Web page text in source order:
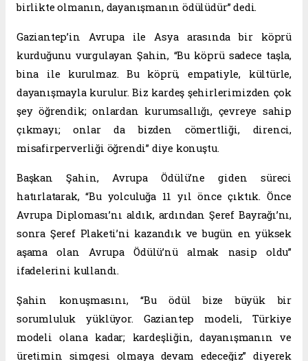
birlikte olmanın, dayanışmanın ödülüdür” dedi.
Gaziantep’in Avrupa ile Asya arasında bir köprü
kurduğunu vurgulayan Şahin, “Bu köprü sadece taşla,
bina ile kurulmaz. Bu köprü, empatiyle, kültürle,
dayanışmayla kurulur. Biz kardeş şehirlerimizden çok
şey öğrendik; onlardan kurumsallığı, çevreye sahip
çıkmayı; onlar da bizden cömertliği, direnci,
misafirperverliği öğrendi” diye konuştu.
Başkan Şahin, Avrupa Ödülü’ne giden süreci
hatırlatarak, “Bu yolculuğa 11 yıl önce çıktık. Önce
Avrupa Diploması’nı aldık, ardından Şeref Bayrağı’nı,
sonra Şeref Plaketi’ni kazandık ve bugün en yüksek
aşama olan Avrupa Ödülü’nü almak nasip oldu”
ifadelerini kullandı.
Şahin konuşmasını, “Bu ödül bize büyük bir
sorumluluk yüklüyor. Gaziantep modeli, Türkiye
modeli olana kadar; kardeşliğin, dayanışmanın ve
üretimin simgesi olmaya devam edeceğiz” diyerek